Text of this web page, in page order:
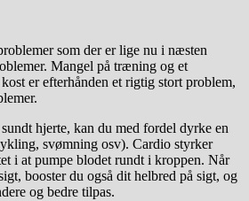
som der er lige nu i næsten
Mangel på træning og et
er efterhånden et rigtig stort problem,
hjerte, kan du med fordel dyrke en
svømning osv). Cardio styrker
i at pumpe blodet rundt i kroppen. Når
booster du også dit helbred på sigt, og
og bedre tilpas.